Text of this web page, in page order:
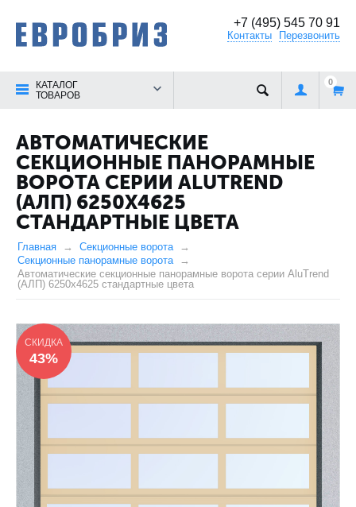
+7 (495) 545 70 91
Контакты Перезвонить
КАТАЛОГ
ТОВАРОВ
0
АВТОМАТИЧЕСКИЕ
СЕКЦИОННЫЕ ПАНОРАМНЫЕ
ВОРОТА СЕРИИ ALUTREND
(АЛП) 6250Х4625
СТАНДАРТНЫЕ ЦВЕТА
Главная
Секционные ворота
Секционные панорамные ворота
Автоматические секционные панорамные ворота серии AluTrend
(АЛП) 6250х4625 стандартные цвета
СКИДКА
43%